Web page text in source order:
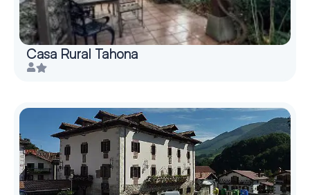
Casa Rural Tahona